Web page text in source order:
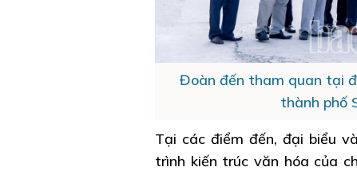
Đoàn đến tham quan tại
thành phố
Tại các điểm đến, đại biểu
trình kiến trúc văn hóa của